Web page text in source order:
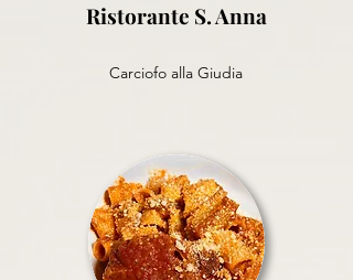
Ristorante S. Anna
Carciofo alla Giudia